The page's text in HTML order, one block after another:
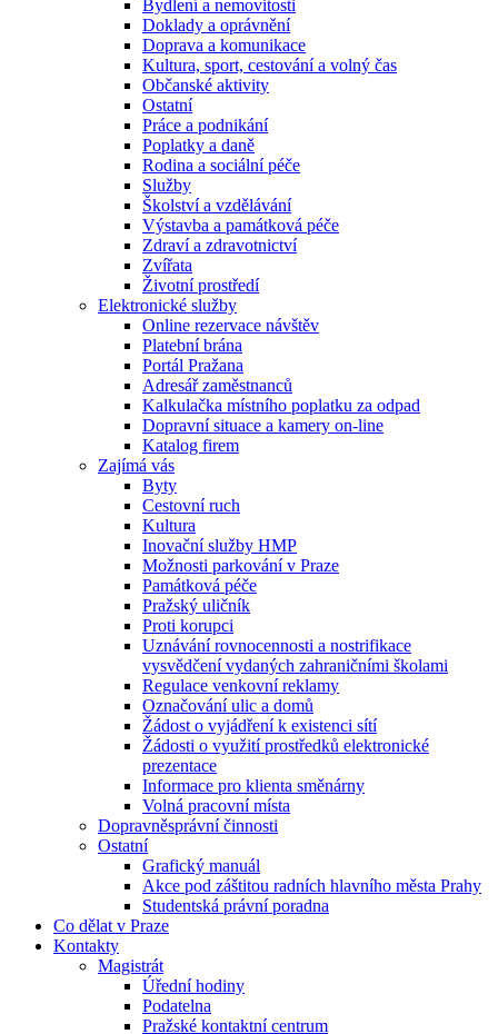
Bydlení a nemovitosti
Doklady a oprávnění
Doprava a komunikace
Kultura, sport, cestování a volný čas
Občanské aktivity
Ostatní
Práce a podnikání
Poplatky a daně
Rodina a sociální péče
Služby
Školství a vzdělávání
Výstavba a památková péče
Zdraví a zdravotnictví
Zvířata
Životní prostředí
Elektronické služby
Online rezervace návštěv
Platební brána
Portál Pražana
Adresář zaměstnanců
Kalkulačka místního poplatku za odpad
Dopravní situace a kamery on-line
Katalog firem
Zajímá vás
Byty
Cestovní ruch
Kultura
Inovační služby HMP
Možnosti parkování v Praze
Památková péče
Pražský uličník
Proti korupci
Uznávání rovnocennosti a nostrifikace
vysvědčení vydaných zahraničními školami
Regulace venkovní reklamy
Označování ulic a domů
Žádost o vyjádření k existenci sítí
Žádosti o využití prostředků elektronické
prezentace
Informace pro klienta směnárny
Volná pracovní místa
Dopravněsprávní činnosti
Ostatní
Grafický manuál
Akce pod záštitou radních hlavního města Prahy
Studentská právní poradna
Co dělat v Praze
Kontakty
Magistrát
Úřední hodiny
Podatelna
Pražské kontaktní centrum